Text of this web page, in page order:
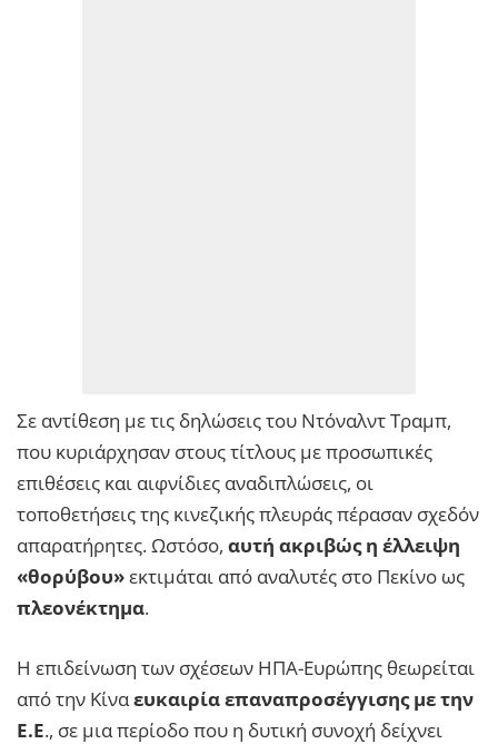
Σε αντίθεση με τις δηλώσεις του Ντόναλντ Τραμπ,
που κυριάρχησαν στους τίτλους με προσωπικές
επιθέσεις και αιφνίδιες αναδιπλώσεις, οι
τοποθετήσεις της κινεζικής πλευράς πέρασαν σχεδόν
απαρατήρητες. Ωστόσο, αυτή ακριβώς η έλλειψη
«θορύβου»εκτιμάται από αναλυτές στο Πεκίνο ως
πλεονέκτημα.
Η επιδείνωση των σχέσεων ΗΠΑ-Ευρώπης θεωρείται
από την Κίναευκαιρία επαναπροσέγγισης με την
Ε.Ε., σε μια περίοδο που η δυτική συνοχή δείχνει